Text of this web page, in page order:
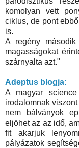
komolyan vett
ciklus, de pont
is.
A regény
magasságokat
szárnyalta azt."
Adeptus blogja:
A magyar
irodalomnak
nem bálványok
eljöhet az az idő,
fit akarjuk
pályázatok